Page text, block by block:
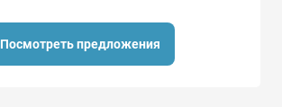
Посмотреть предложения